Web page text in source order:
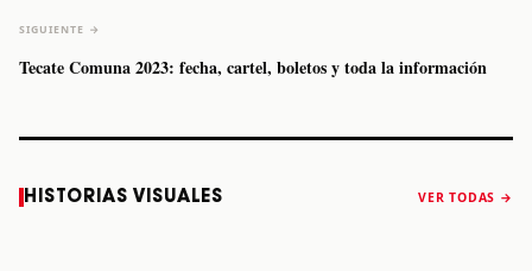
SIGUIENTE →
Tecate Comuna 2023: fecha, cartel, boletos y toda la información
HISTORIAS VISUALES VER TODAS →
Caifanes regresa
a Monterrey el
Fallece Felipe
Staiti, guitarrista
anuncia “Reality